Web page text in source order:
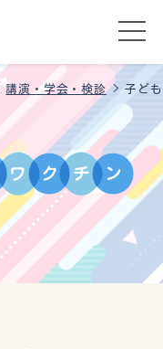
講演・学会・検診>子ど
ワ ク チ ン